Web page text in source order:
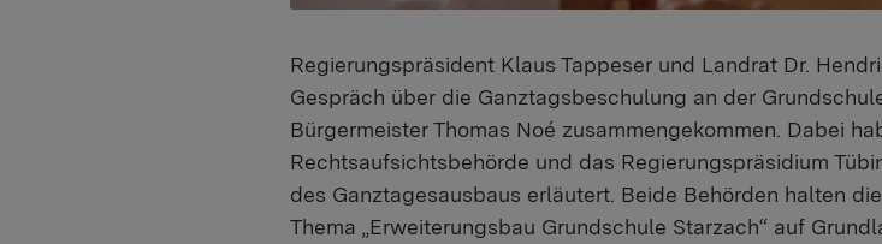
Regierungspräsident Klaus Tappeser und Landrat Dr.
Gespräch über die Ganztagsbeschulung an der
Bürgermeister Thomas Noé zusammengekommen. Dabei
Rechtsaufsichtsbehörde und das Regierungspräsidium
des Ganztagesausbaus erläutert. Beide Behörden halten
Thema „Erweiterungsbau Grundschule Starzach“ auf